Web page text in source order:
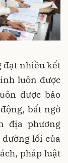
đạt nhiều kết
luôn được
được bảo
bất ngờ
địa phương
lối của
pháp luật